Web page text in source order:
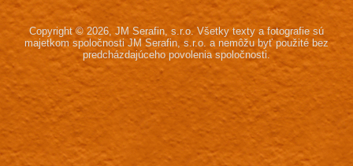
Copyright © 2026, JM Serafin, s.r.o. Všetky texty a fotografie sú
majetkom spoločnosti JM Serafin, s.r.o. a nemôžu byť použité bez
predcházdajúceho povolenia spoločnosti.